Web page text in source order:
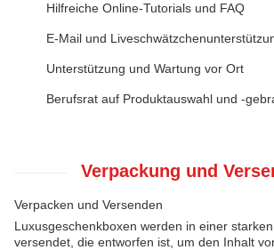
Hilfreiche Online-Tutorials und FAQ
E-Mail und
Unterstützung und Wartung vor Ort
Berufsrat auf Produktauswahl und -
Verpackung und
Verpacken und Versenden
Luxusgeschenkboxen werden in einer
versendet, die entworfen ist, um den Inhalt